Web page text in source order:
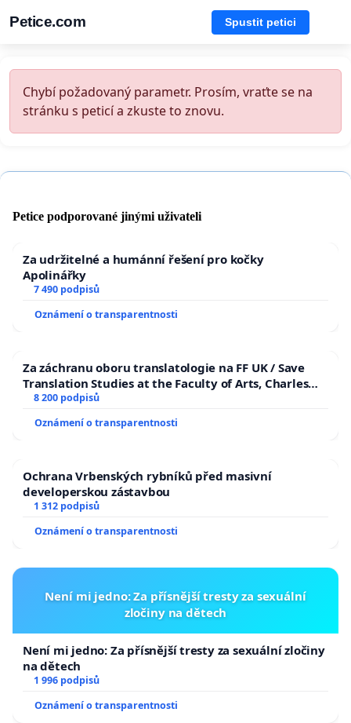
Petice.com Spustit petici
Chybí požadovaný parametr. Prosím, vraťte se na
stránku s peticí a zkuste to znovu.
Petice podporované jinými uživateli
Za udržitelné a humánní řešení pro kočky
Apolinářky
7 490 podpisů
Oznámení o transparentnosti
Za záchranu oboru translatologie na FF UK / Save
Translation Studies at the Faculty of Arts, Charles
University
8 200 podpisů
Oznámení o transparentnosti
Ochrana Vrbenských rybníků před masivní
developerskou zástavbou
1 312 podpisů
Oznámení o transparentnosti
Není mi jedno: Za přísnější tresty za sexuální
zločiny na dětech
Není mi jedno: Za přísnější tresty za sexuální zločiny
na dětech
1 996 podpisů
Oznámení o transparentnosti